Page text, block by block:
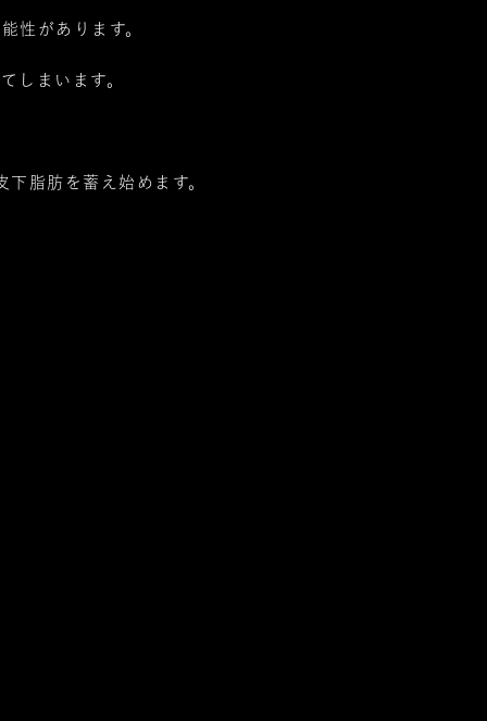
性があります。
しまいます。
脂肪を蓄え始めます。